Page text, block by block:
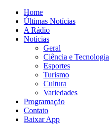
Home
Últimas Notícias
A Rádio
Notícias
Geral
Ciência e Tecnologia
Esportes
Turismo
Cultura
Variedades
Programação
Contato
Baixar App